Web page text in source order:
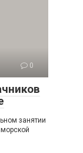
0
занятии